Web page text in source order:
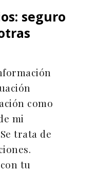
seguro
como
mi
trata de
con tu